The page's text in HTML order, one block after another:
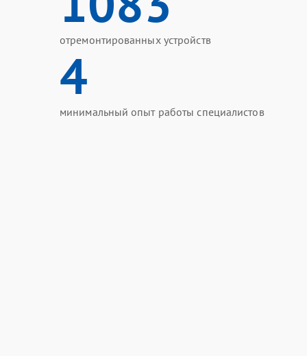
отремонтированных устройств
4
минимальный опыт работы специалистов